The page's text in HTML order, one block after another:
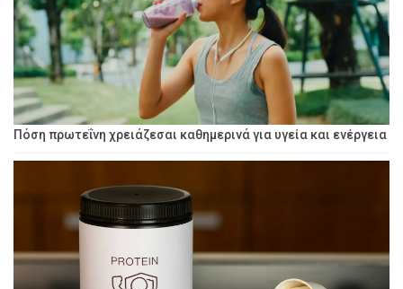
Πόση πρωτεΐνη χρειάζεσαι καθημερινά για υγεία και ενέργεια